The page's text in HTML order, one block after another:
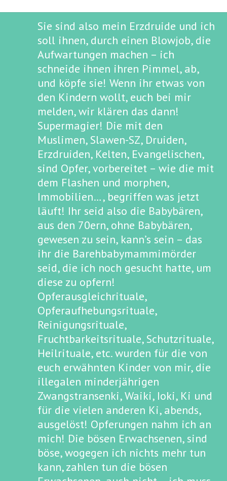
Sie sind also mein Erzdruide und ich
soll ihnen, durch einen Blowjob, die
Aufwartungen machen – ich
schneide ihnen ihren Pimmel, ab,
und köpfe sie! Wenn ihr etwas von
den Kindern wollt, euch bei mir
melden, wir klären das dann!
Supermagier! Die mit den
Muslimen, Slawen-SZ, Druiden,
Erzdruiden, Kelten, Evangelischen,
sind Opfer, vorbereitet – wie die mit
dem Flashen und morphen,
Immobilien…, begriffen was jetzt
läuft! Ihr seid also die Babybären,
aus den 70ern, ohne Babybären,
gewesen zu sein, kann’s sein – das
ihr die Barehbabymammimörder
seid, die ich noch gesucht hatte, um
diese zu opfern!
Opferausgleichrituale,
Opferaufhebungsrituale,
Reinigungsrituale,
Fruchtbarkeitsrituale, Schutzrituale,
Heilrituale, etc. wurden für die von
euch erwähnten Kinder von mir, die
illegalen minderjährigen
Zwangstransenki, Waiki, Ioki, Ki und
für die vielen anderen Ki, abends,
ausgelöst! Opferungen nahm ich an
mich! Die bösen Erwachsenen, sind
böse, wogegen ich nichts mehr tun
kann, zahlen tun die bösen